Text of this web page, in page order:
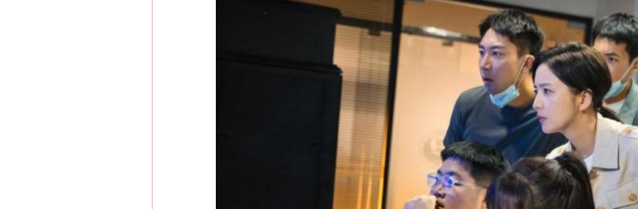
魏明亮严重违纪违法案透视